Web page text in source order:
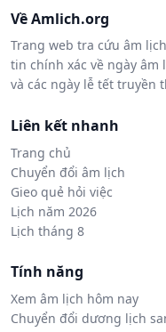
Về Amlich.org
Trang web tra cứu âm
tin chính xác về ngày âm
và các ngày lễ tết truyền
Liên kết nhanh
Trang chủ
Chuyển đổi âm lịch
Gieo quẻ hỏi việc
Lịch năm 2026
Lịch tháng 8
Tính năng
Xem âm lịch hôm nay
Chuyển đổi dương lịch